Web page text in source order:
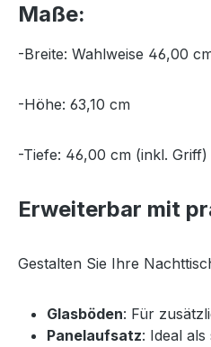
Maße:
-Breite: Wahlweise 46,00
-Höhe: 63,10 cm
-Tiefe: 46,00 cm (inkl. Griff)
Erweiterbar mit
Gestalten Sie Ihre
Glasböden: Für
Panelaufsatz: Ideal